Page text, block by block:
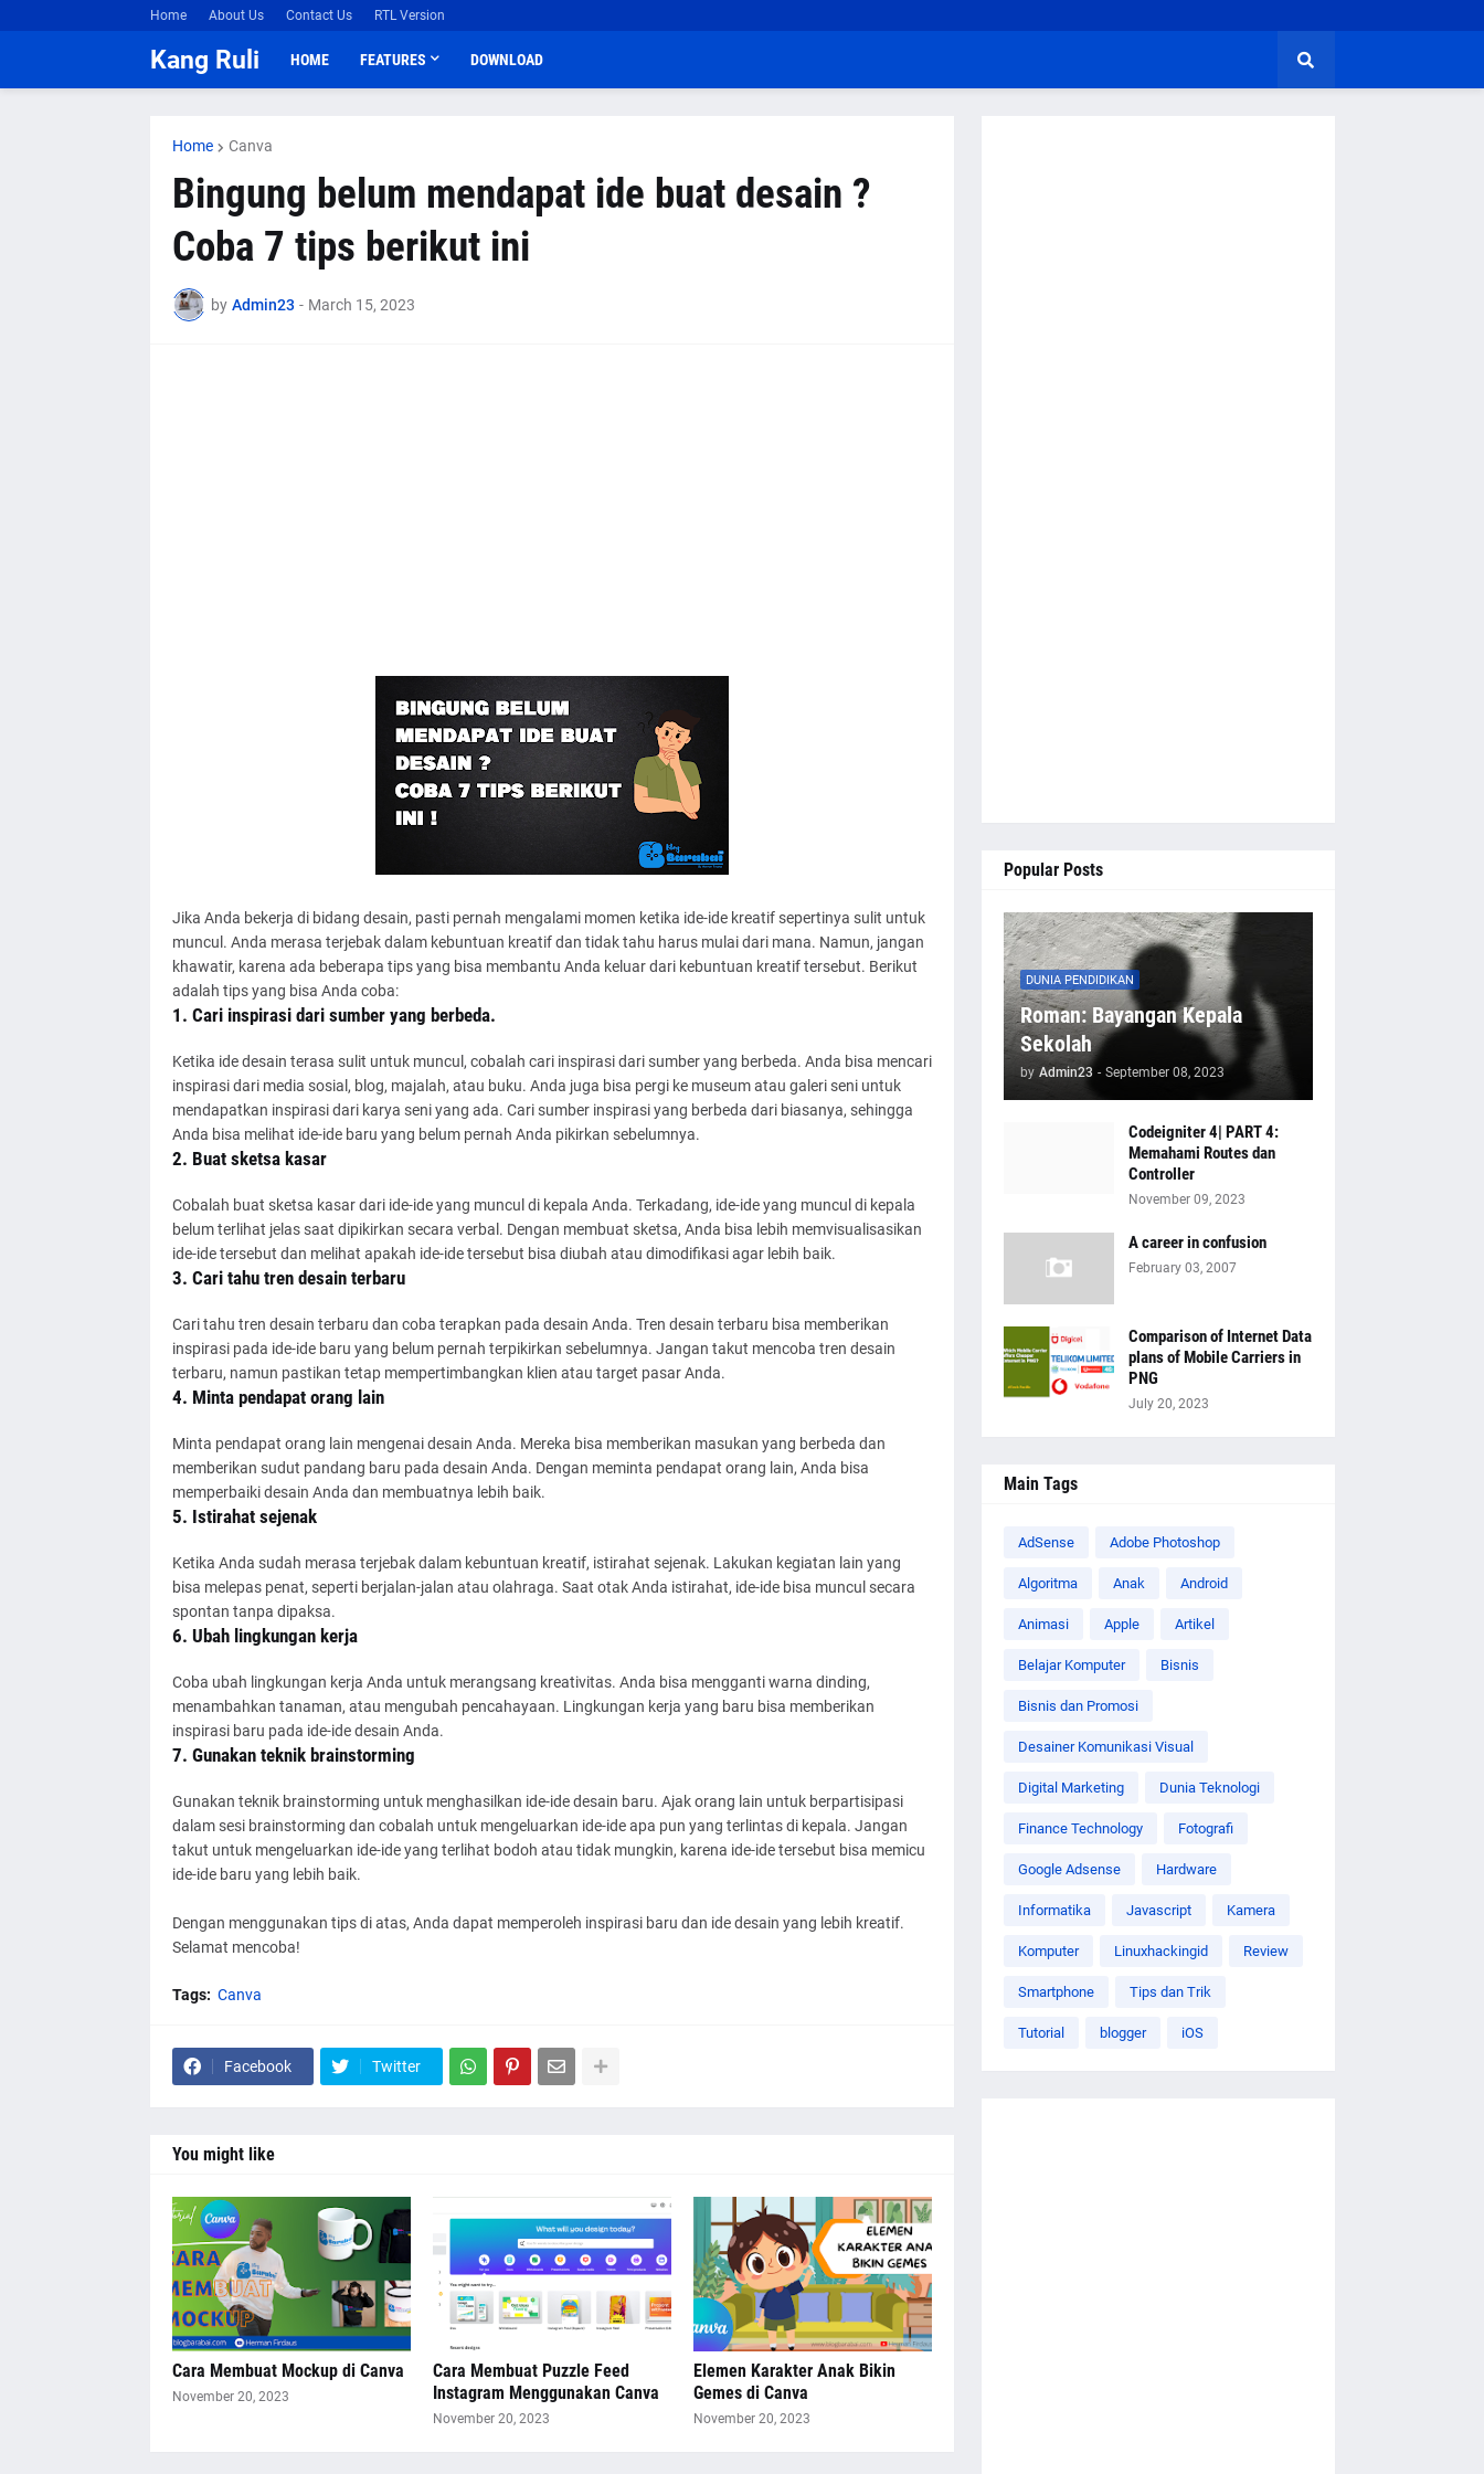
Home About Us Contact Us RTL Version
Kang Ruli HOME FEATURES DOWNLOAD
Home Canva
Bingung belum mendapat ide buat desain ?
Coba 7 tips berikut ini
by Admin23 - March 15, 2023
Jika Anda bekerja di bidang desain, pasti pernah mengalami momen ketika ide-ide kreatif sepertinya sulit untuk
muncul. Anda merasa terjebak dalam kebuntuan kreatif dan tidak tahu harus mulai dari mana. Namun, jangan
khawatir, karena ada beberapa tips yang bisa membantu Anda keluar dari kebuntuan kreatif tersebut. Berikut
adalah tips yang bisa Anda coba:
1. Cari inspirasi dari sumber yang berbeda.
Ketika ide desain terasa sulit untuk muncul, cobalah cari inspirasi dari sumber yang berbeda. Anda bisa mencari
inspirasi dari media sosial, blog, majalah, atau buku. Anda juga bisa pergi ke museum atau galeri seni untuk
mendapatkan inspirasi dari karya seni yang ada. Cari sumber inspirasi yang berbeda dari biasanya, sehingga
Anda bisa melihat ide-ide baru yang belum pernah Anda pikirkan sebelumnya.
2. Buat sketsa kasar
Cobalah buat sketsa kasar dari ide-ide yang muncul di kepala Anda. Terkadang, ide-ide yang muncul di kepala
belum terlihat jelas saat dipikirkan secara verbal. Dengan membuat sketsa, Anda bisa lebih memvisualisasikan
ide-ide tersebut dan melihat apakah ide-ide tersebut bisa diubah atau dimodifikasi agar lebih baik.
3. Cari tahu tren desain terbaru
Cari tahu tren desain terbaru dan coba terapkan pada desain Anda. Tren desain terbaru bisa memberikan
inspirasi pada ide-ide baru yang belum pernah terpikirkan sebelumnya. Jangan takut mencoba tren desain
terbaru, namun pastikan tetap mempertimbangkan klien atau target pasar Anda.
4. Minta pendapat orang lain
Minta pendapat orang lain mengenai desain Anda. Mereka bisa memberikan masukan yang berbeda dan
memberikan sudut pandang baru pada desain Anda. Dengan meminta pendapat orang lain, Anda bisa
memperbaiki desain Anda dan membuatnya lebih baik.
5. Istirahat sejenak
Ketika Anda sudah merasa terjebak dalam kebuntuan kreatif, istirahat sejenak. Lakukan kegiatan lain yang
bisa melepas penat, seperti berjalan-jalan atau olahraga. Saat otak Anda istirahat, ide-ide bisa muncul secara
spontan tanpa dipaksa.
6. Ubah lingkungan kerja
Coba ubah lingkungan kerja Anda untuk merangsang kreativitas. Anda bisa mengganti warna dinding,
menambahkan tanaman, atau mengubah pencahayaan. Lingkungan kerja yang baru bisa memberikan
inspirasi baru pada ide-ide desain Anda.
7. Gunakan teknik brainstorming
Gunakan teknik brainstorming untuk menghasilkan ide-ide desain baru. Ajak orang lain untuk berpartisipasi
dalam sesi brainstorming dan cobalah untuk mengeluarkan ide-ide apa pun yang terlintas di kepala. Jangan
takut untuk mengeluarkan ide-ide yang terlihat bodoh atau tidak mungkin, karena ide-ide tersebut bisa memicu
ide-ide baru yang lebih baik.
Dengan menggunakan tips di atas, Anda dapat memperoleh inspirasi baru dan ide desain yang lebih kreatif.
Selamat mencoba!
Tags: Canva
Facebook Twitter
You might like
Cara Membuat Mockup di Canva
November 20, 2023
Cara Membuat Puzzle Feed
Instagram Menggunakan Canva
November 20, 2023
Elemen Karakter Anak Bikin
Gemes di Canva
November 20, 2023
Popular Posts
DUNIA PENDIDIKAN
Roman: Bayangan Kepala
Sekolah
by Admin23 - September 08, 2023
Codeigniter 4| PART 4:
Memahami Routes dan
Controller
November 09, 2023
A career in confusion
February 03, 2007
Comparison of Internet Data
plans of Mobile Carriers in
PNG
July 20, 2023
Main Tags
AdSense Adobe Photoshop
Algoritma Anak Android
Animasi Apple Artikel
Belajar Komputer Bisnis
Bisnis dan Promosi
Desainer Komunikasi Visual
Digital Marketing Dunia Teknologi
Finance Technology Fotografi
Google Adsense Hardware
Informatika Javascript Kamera
Komputer Linuxhackingid Review
Smartphone Tips dan Trik
Tutorial blogger iOS